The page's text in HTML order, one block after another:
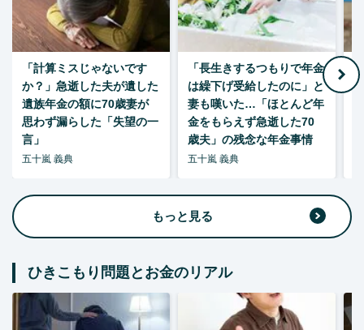
「計算ミスじゃないです
か？」急逝した夫が遺した
遺族年金の額に70歳妻が
思わず漏らした「失望の一
言」
五十嵐 義典
「長生きするつもりで年金
は繰下げ受給したのに」と
妻も嘆いた…「ほとんど年
金をもらえず急逝した70
歳夫」の残念な年金事情
五十嵐 義典
もっと見る
ひきこもり問題とお金のリアル